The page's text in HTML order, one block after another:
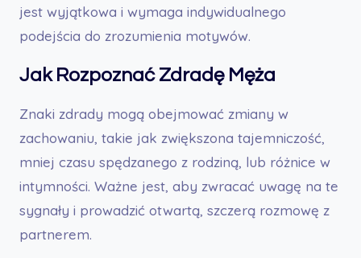
jest wyjątkowa i wymaga indywidualnego
podejścia do zrozumienia motywów.
Jak Rozpoznać Zdradę Męża
Znaki zdrady mogą obejmować zmiany w
zachowaniu, takie jak zwiększona tajemniczość,
mniej czasu spędzanego z rodziną, lub różnice w
intymności. Ważne jest, aby zwracać uwagę na te
sygnały i prowadzić otwartą, szczerą rozmowę z
partnerem.